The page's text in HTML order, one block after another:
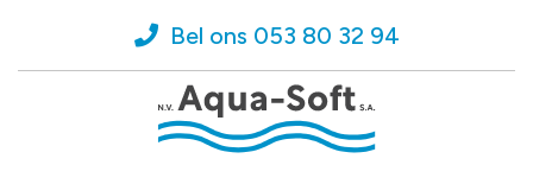
Bel ons 053 80 32 94